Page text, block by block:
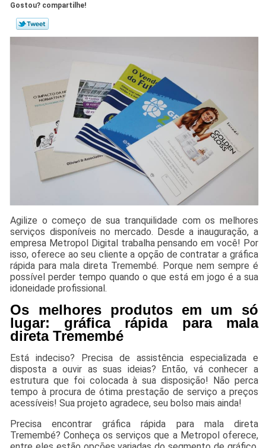
Gostou? compartilhe!
Agilize o começo de sua tranquilidade com os melhores
serviços disponíveis no mercado. Desde a inauguração, a
empresa Metropol Digital trabalha pensando em você! Por
isso, oferece ao seu cliente a opção de contratar a gráfica
rápida para mala direta Tremembé. Porque nem sempre é
possível perder tempo quando o que está em jogo é a sua
idoneidade profissional.
Os melhores produtos em um só
lugar: gráfica rápida para mala
direta Tremembé
Está indeciso? Precisa de assistência especializada e
disposta a ouvir as suas ideias? Então, vá conhecer a
estrutura que foi colocada à sua disposição! Não perca
tempo à procura de ótima prestação de serviço a preços
acessíveis! Sua projeto agradece, seu bolso mais ainda!
Precisa encontrar gráfica rápida para mala direta
Tremembé? Conheça os serviços que a Metropol oferece,